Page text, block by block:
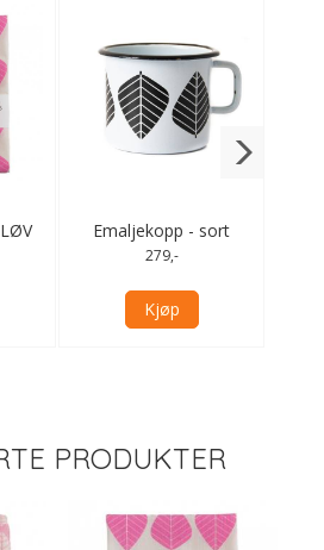
Emaljekopp - sort
279,-
Kjøp
PRODUKTER